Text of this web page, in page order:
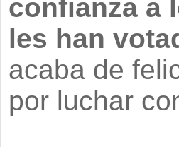
confianza a
les han
acaba de
por luchar